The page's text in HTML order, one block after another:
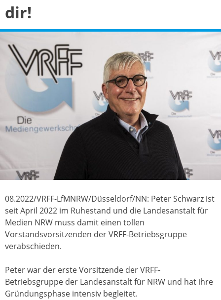
dir!
08.2022/VRFF-LfMNRW/Düsseldorf/NN: Peter Schwarz ist
seit April 2022 im Ruhestand und die Landesanstalt für
Medien NRW muss damit einen tollen
Vorstandsvorsitzenden der VRFF-Betriebsgruppe
verabschieden.
Peter war der erste Vorsitzende der VRFF-
Betriebsgruppe der Landesanstalt für NRW und hat ihre
Gründungsphase intensiv begleitet.